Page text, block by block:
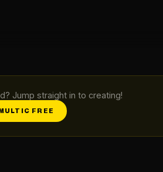
Jump straight in to creating!
FREE